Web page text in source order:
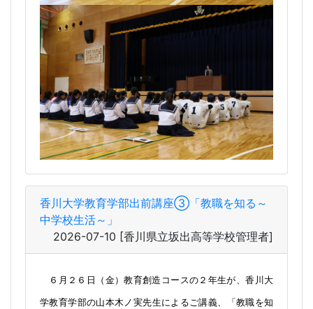
香川大学教育学部出前講座③「教職を知る～
中学校生活～」
2026-07-10 [香川県立坂出高等学校管理者]
６月２６日（金）教育創造コースの２年生が、香川大
学教育学部の山本木ノ実先生によるご講義、「教職を知